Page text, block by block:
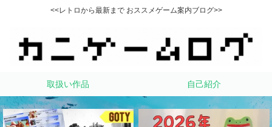
<<レトロから最新まで おススメゲーム案内ブログ>>
取扱い作品 自己紹介